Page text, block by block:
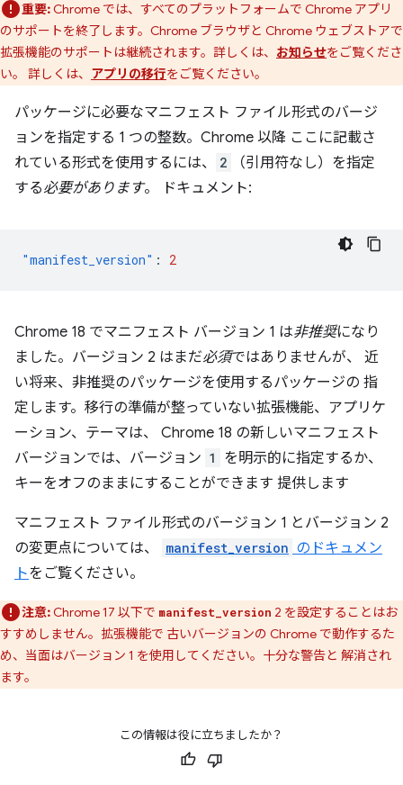
重要:Chrome では、すべてのプラットフォームで Chrome アプリ
のサポートを終了します。Chrome ブラウザと Chrome ウェブストアで
拡張機能のサポートは継続されます。詳しくは、 お知らせをご覧くださ
い。 詳しくは、 アプリの移行をご覧ください。
パッケージに必要なマニフェスト ファイル形式のバージ
ョンを指定する 1 つの整数。Chrome 以降 ここに記載さ
れている形式を使用するには、
2
（引用符なし）を指定
する必要があります。 ドキュメント:
"manifest_version" : 2
Chrome 18 でマニフェスト バージョン 1 は非推奨になり
ました。バージョン 2 はまだ必須ではありませんが、 近
い将来、非推奨のパッケージを使用するパッケージの 指
定します。移行の準備が整っていない拡張機能、アプリケ
ーション、テーマは、 Chrome 18 の新しいマニフェスト
バージョンでは、バージョン 1
を明示的に指定するか、
キーをオフのままにすることができます 提供します
マニフェスト ファイル形式のバージョン 1 とバージョン 2
の変更点については、
manifest_version のドキュメン
トをご覧ください。
注意:Chrome 17 以下で manifest_version 2 を設定することはお
すすめしません。拡張機能で 古いバージョンの Chrome で動作するた
め、当面はバージョン 1 を使用してください。十分な警告と 解消され
ます。
この情報は役に立ちましたか？